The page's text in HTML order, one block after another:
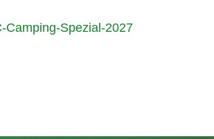
Camping-Spezial-2027